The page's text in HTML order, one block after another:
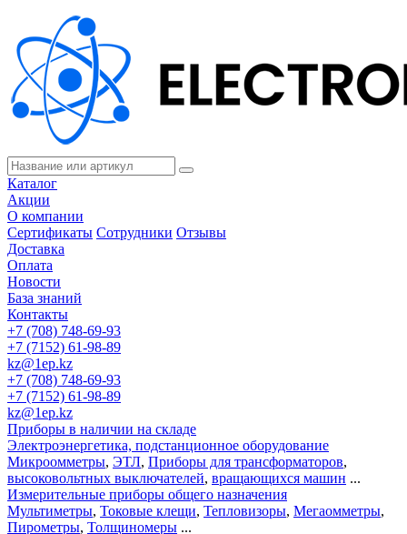
Каталог
Акции
О компании
Сертификаты Сотрудники Отзывы
Доставка
Оплата
Новости
База знаний
Контакты
+7 (708) 748-69-93
+7 (7152) 61-98-89
kz@1ep.kz
+7 (708) 748-69-93
+7 (7152) 61-98-89
kz@1ep.kz
Приборы в наличии на складе
Электроэнергетика, подстанционное оборудование
Микроомметры, ЭТЛ, Приборы для трансформаторов,
высоковольтных выключателей, вращающихся машин ...
Измерительные приборы общего назначения
Мультиметры, Токовые клещи, Тепловизоры, Мегаомметры,
Пирометры, Толщиномеры ...